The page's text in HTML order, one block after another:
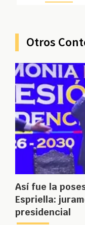
Otros
Así fue la
Espriella:
presidencial